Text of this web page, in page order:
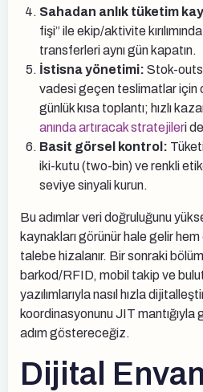
Sahadan anlık tüketim
fişi” ile ekip/aktivite
transferleri aynı gün kapatın.
İstisna yönetimi: Stok-
vadesi geçen teslimatlar için
günlük kısa toplantı; hızlı
anında artıracak stratejileri
Basit görsel kontrol:
iki-kutu (two-bin) ve renkli
seviye sinyali kurun.
Bu adımlar veri doğruluğunu
kaynakları görünür hale gelir
talebe hizalanır. Bir sonraki
barkod/RFID, mobil takip ve
yazılımlarıyla nasıl hızla
koordinasyonunu JIT mantığıyla
adım göstereceğiz.
Dijital